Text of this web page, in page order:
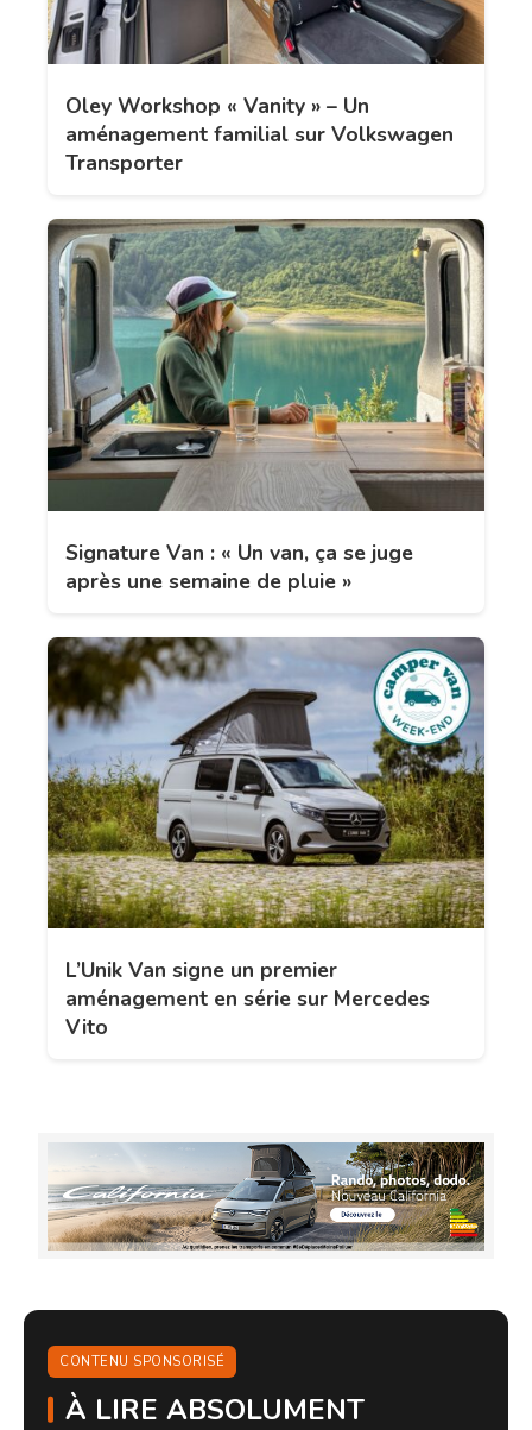
Oley Workshop « Vanity » – Un
aménagement familial sur Volkswagen
Transporter
Signature Van : « Un van, ça se juge
après une semaine de pluie »
L’Unik Van signe un premier
aménagement en série sur Mercedes
Vito
CONTENU SPONSORISÉ
À LIRE ABSOLUMENT